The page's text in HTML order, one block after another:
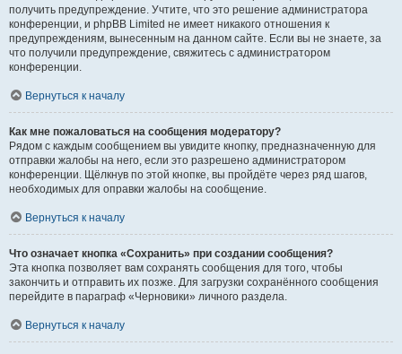
получить предупреждение. Учтите, что это решение администратора
конференции, и phpBB Limited не имеет никакого отношения к
предупреждениям, вынесенным на данном сайте. Если вы не знаете, за
что получили предупреждение, свяжитесь с администратором
конференции.
Вернуться к началу
Как мне пожаловаться на сообщения модератору?
Рядом с каждым сообщением вы увидите кнопку, предназначенную для
отправки жалобы на него, если это разрешено администратором
конференции. Щёлкнув по этой кнопке, вы пройдёте через ряд шагов,
необходимых для оправки жалобы на сообщение.
Вернуться к началу
Что означает кнопка «Сохранить» при создании сообщения?
Эта кнопка позволяет вам сохранять сообщения для того, чтобы
закончить и отправить их позже. Для загрузки сохранённого сообщения
перейдите в параграф «Черновики» личного раздела.
Вернуться к началу